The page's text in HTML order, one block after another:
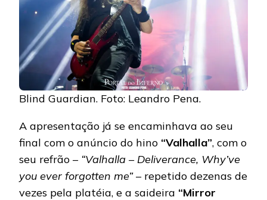
Blind Guardian. Foto: Leandro Pena.
A apresentação já se encaminhava ao seu
final com o anúncio do hino “Valhalla”, com o
seu refrão – “Valhalla – Deliverance, Why’ve
you ever forgotten me”– repetido dezenas de
vezes pela platéia, e a saideira “Mirror